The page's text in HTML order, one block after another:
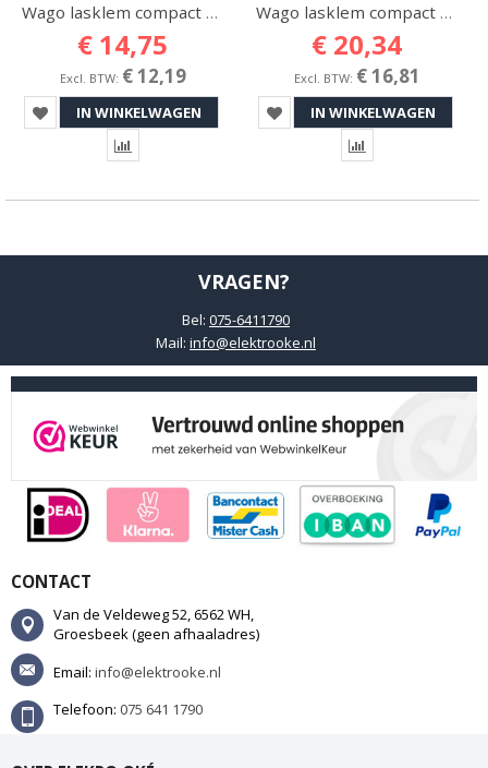
Wago lasklem compact 3-voudig 1 - 2,5 mmq
€ 14,75
€ 12,19
IN WINKELWAGEN
Wago lasklem compact 5-voudig 1 - 2,5 mmq
€ 20,34
€ 16,81
IN WINKELWAGEN
VRAGEN?
Bel: 075-6411790
Mail: info@elektrooke.nl
CONTACT
Van de Veldeweg 52, 6562 WH,
Groesbeek (geen afhaaladres)
Email: info@elektrooke.nl
Telefoon: 075 641 1790